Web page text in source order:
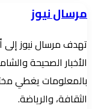
مرسال نيوز
تهدف مرسال نيوز إلى
الأخبار الصحيحة
بالمعلومات يغطي
الثقافة، والرياضة.